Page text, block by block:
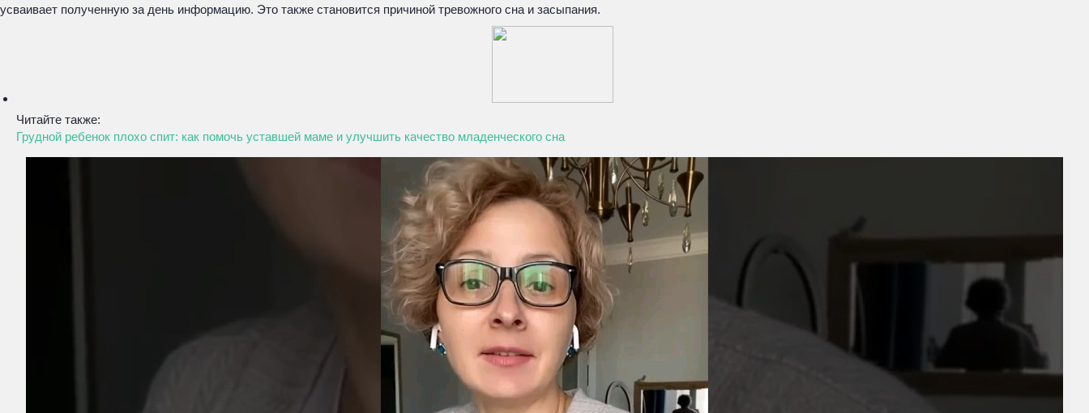
усваивает полученную за день информацию. Это также становится причиной тревожного сна и засыпания.
Читайте также:
Грудной ребенок плохо спит: как помочь уставшей маме и улучшить качество младенческого сна